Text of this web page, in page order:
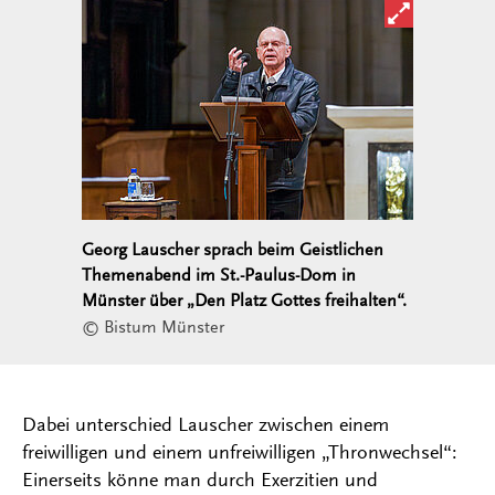
Bild in
Georg Lauscher sprach beim Geistlichen
Themenabend im St.-Paulus-Dom in
Münster über „Den Platz Gottes freihalten“.
© Bistum Münster
Dabei unterschied Lauscher zwischen einem
freiwilligen und einem unfreiwilligen „Thronwechsel“:
Einerseits könne man durch Exerzitien und